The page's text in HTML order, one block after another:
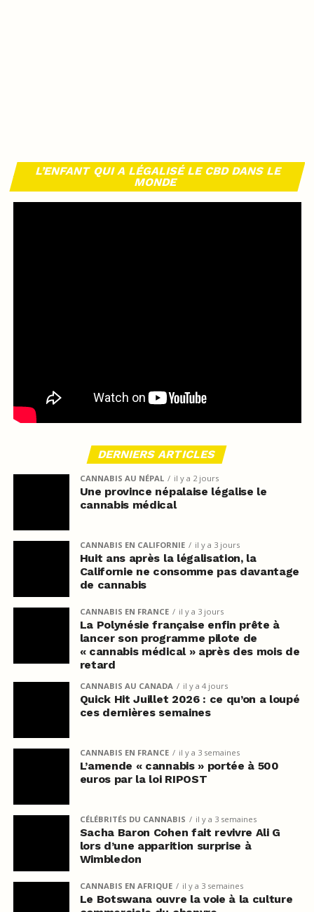
L’ENFANT QUI A LÉGALISÉ LE CBD DANS LE
MONDE
DERNIERS ARTICLES
CANNABIS AU NÉPAL il y a 2 jours
Une province népalaise légalise le
cannabis médical
CANNABIS EN CALIFORNIE il y a 3 jours
Huit ans après la légalisation, la
Californie ne consomme pas davantage
de cannabis
CANNABIS EN FRANCE il y a 3 jours
La Polynésie française enfin prête à
lancer son programme pilote de
« cannabis médical » après des mois de
retard
CANNABIS AU CANADA il y a 4 jours
Quick Hit Juillet 2026 : ce qu’on a loupé
ces dernières semaines
CANNABIS EN FRANCE il y a 3 semaines
L’amende « cannabis » portée à 500
euros par la loi RIPOST
CÉLÉBRITÉS DU CANNABIS il y a 3 semaines
Sacha Baron Cohen fait revivre Ali G
lors d’une apparition surprise à
Wimbledon
CANNABIS EN AFRIQUE il y a 3 semaines
Le Botswana ouvre la voie à la culture